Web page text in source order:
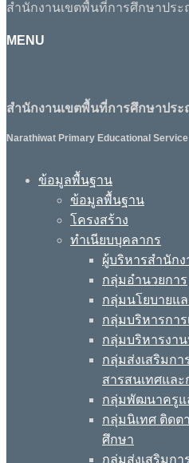
สำนักงานเขตพื้นที่การศึกษาประ
MENU
สำนักงานเขตพื้นที่การศึกษาประ
Narathiwat Primary Educational
ข้อมูลพื้นฐาน
ข้อมูลพื้นฐาน
โครงสร้าง
ทำเนียบบุคลากร
ผู้บริหารสำนักง
กลุ่มอำนวยการ
กลุ่มนโยบายแ
กลุ่มบริหารกา
กลุ่มบริหารงา
กลุ่มส่งเสริมกา
สารสนเทศและ
กลุ่มพัฒนาครูแ
กลุ่มนิเทศ ติดต
ศึกษา
กลุ่มส่งเสริมกา